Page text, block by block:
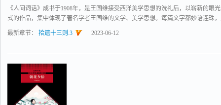
《人间词话》成书于1908年，是王国维接受西洋美学思想的洗礼后，以崭新的眼
式的作品，集中体现了著名学者王国维的文学、美学思想。每篇文字都妙语连珠
最新章节： 拾遗十三则.3 2023-06-12